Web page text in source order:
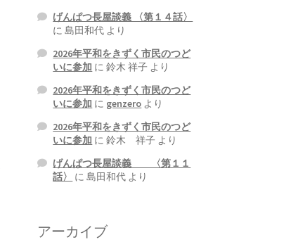
げんぱつ長屋談義 〈第１４話〉
に島田和代 より
2026年平和をきずく市民のつど
いに参加 に鈴木 祥子 より
2026年平和をきずく市民のつど
いに参加 に genzero より
2026年平和をきずく市民のつど
いに参加 に鈴木 祥子 より
げんぱつ長屋談義 〈第１１
話〉
に島田和代 より
アーカイブ